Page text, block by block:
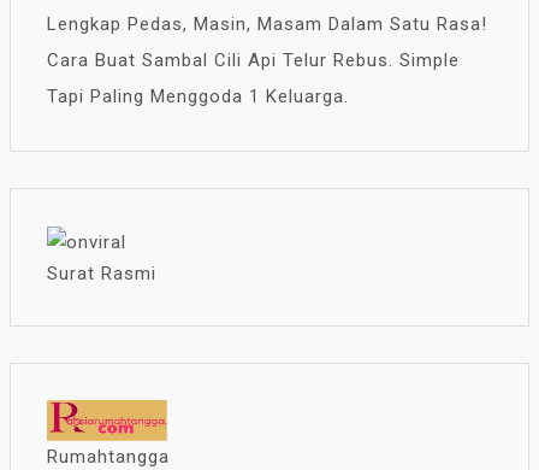
Lengkap Pedas, Masin, Masam Dalam Satu Rasa!
Cara Buat Sambal Cili Api Telur Rebus. Simple
Tapi Paling Menggoda 1 Keluarga.
Surat Rasmi
Rumahtangga